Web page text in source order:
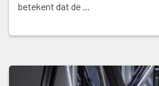
betekent dat de …